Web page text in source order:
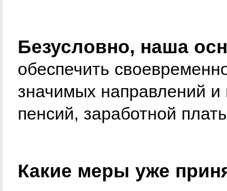
Безусловно, наша
обеспечить
значимых направлений
пенсий, заработной
Какие меры уже